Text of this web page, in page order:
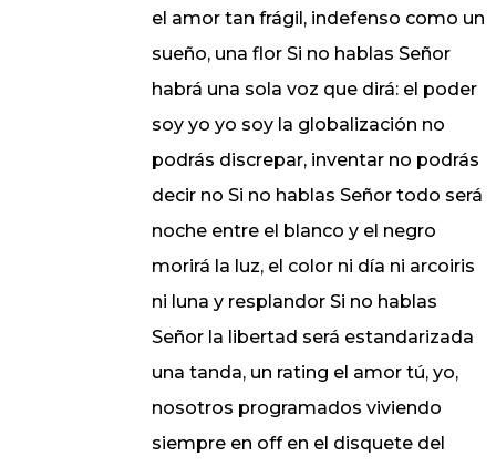
el amor tan frágil, indefenso como un
sueño, una flor Si no hablas Señor
habrá una sola voz que dirá: el poder
soy yo yo soy la globalización no
podrás discrepar, inventar no podrás
decir no Si no hablas Señor todo será
noche entre el blanco y el negro
morirá la luz, el color ni día ni arcoiris
ni luna y resplandor Si no hablas
Señor la libertad será estandarizada
una tanda, un rating el amor tú, yo,
nosotros programados viviendo
siempre en off en el disquete del